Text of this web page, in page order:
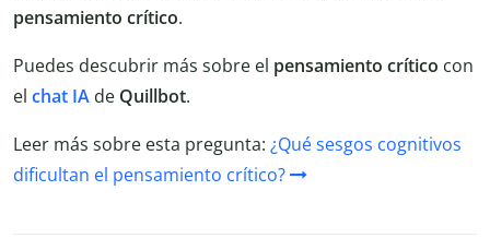
pensamiento crítico.
Puedes descubrir más sobre el pensamiento crítico con
el chat IA de Quillbot.
Leer más sobre esta pregunta: ¿Qué sesgos cognitivos
dificultan el pensamiento crítico?